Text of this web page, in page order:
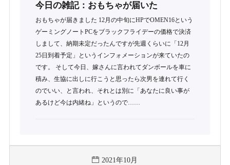
今日の雑記：おもちゃが届いた
おもちゃが届きました 12月の中旬にHPでOMEN16という
ゲーミングノートPCをブラックフライデーの価格で決済
しまして、納期未定だったんですが先週くらいに「12月
25日到着予定」というインフォメーションが来ていたの
です。 そして今日、嫁さんに言われてダンボールを車に
積み、生協に出しに行こうと思ったら次男を連れて行く
のでいい、と言われ、それとは別に「あなたに良い事が
あるけど今は内緒ね」というので……
2021年10月